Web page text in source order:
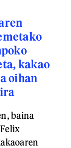
kakao
oihan
baina